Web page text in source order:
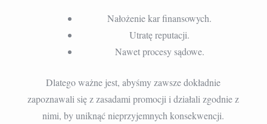
Nałożenie kar finansowych.
Utratę reputacji.
Nawet procesy sądowe.
Dlatego ważne jest, abyśmy zawsze dokładnie
zapoznawali się z zasadami promocji i działali zgodnie z
nimi, by uniknąć nieprzyjemnych konsekwencji.